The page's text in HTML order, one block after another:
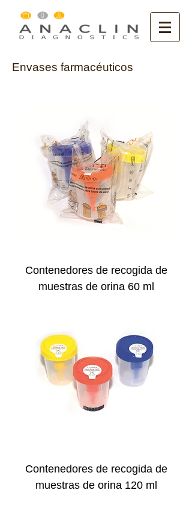
Envases farmacéuticos
Contenedores de recogida de
muestras de orina 60 ml
Contenedores de recogida de
muestras de orina 120 ml